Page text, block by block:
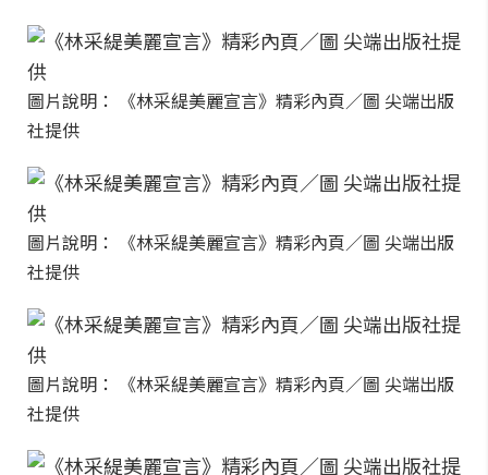
圖片說明： 《林采緹美麗宣言》精彩內頁／圖 尖端出版
社提供
圖片說明： 《林采緹美麗宣言》精彩內頁／圖 尖端出版
社提供
圖片說明： 《林采緹美麗宣言》精彩內頁／圖 尖端出版
社提供